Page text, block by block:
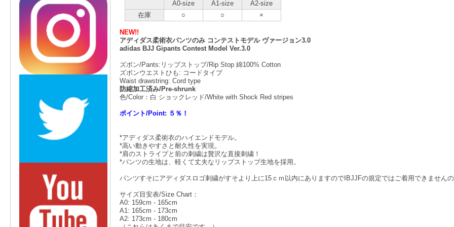
A0-size A1-size
A2-size
在庫
○ ○ ×
NEW!!
アディダス柔術衣パンツのみ コンテストモデル ヴァージョン3.0
adidas BJJ Gipants Contest Model Ver.3.0
ズボン/Pants:リップストップ/Rip Stop 綿100% Cotton
ズボンウエストひも: コードタイプ
Waist drawstring: Cord type
防縮加工済み/Pre-shrunk
色/Color：白 ショックレッド/White with Shock Red stripes
ポイント/Point: ５％！
*アディダス柔術衣のハイエンドモデル。
*高い動きやすさと耐久性を実現。
*肩のストライプと前の刺繍は贅沢な直接刺繍！
*パンツの生地は、軽くて丈夫なリップストップ生地を採用。
パンツすそにアディダスロゴ刺繍がすそより上に15ｃｍ以内にありますのでIBJJFの規定ではご着用できません
サイズ目安表/Size Chart：
A0: 159cm - 165cm
A1: 165cm - 173cm
A2: 173cm - 180cm